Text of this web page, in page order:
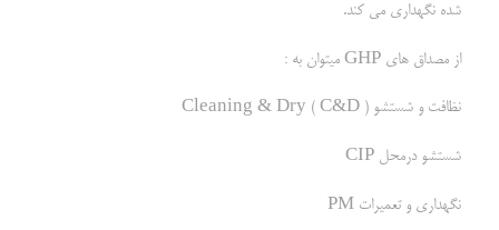
شده نگهداری می کند.
از مصداق های GHP میتوان به :
نظافت و شستشو ( C&D ) Cleaning & Dry
شستشو درمحل CIP
نگهداری و تعمیرات PM